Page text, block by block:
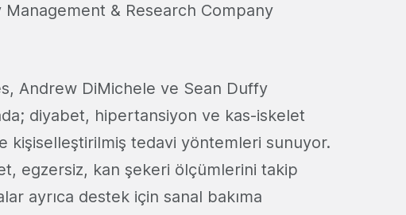
Management & Research Company
Andrew DiMichele ve Sean Duffy
diyabet, hipertansiyon ve kas-iskelet
kişiselleştirilmiş tedavi yöntemleri sunuyor.
egzersiz, kan şekeri ölçümlerini takip
ayrıca destek için sanal bakıma